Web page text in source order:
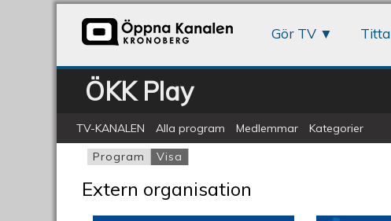
Gör TV Titta
ÖKK Play
TV-KANALEN Alla program Medlemmar Kategorier
Primära flikar
Program Visa
Extern organisation